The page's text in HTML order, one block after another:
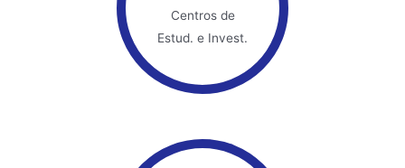
Centros de
Estud. e Invest.